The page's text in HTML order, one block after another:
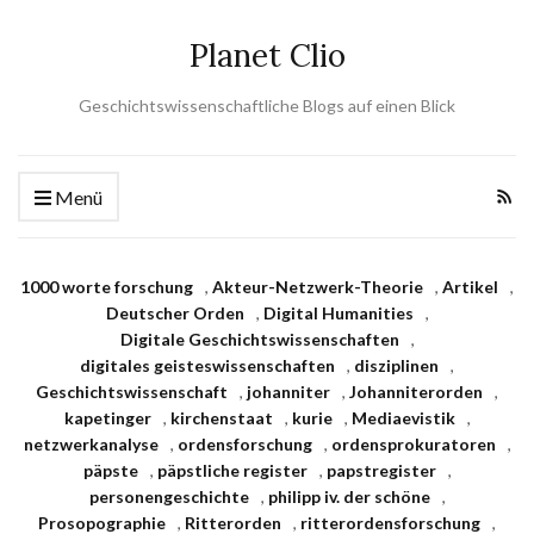
Planet Clio
Geschichtswissenschaftliche Blogs auf einen Blick
Menü
1000 worte forschung , Akteur-Netzwerk-Theorie , Artikel
,
Deutscher Orden
, Digital Humanities
,
Digitale Geschichtswissenschaften
,
digitales geisteswissenschaften
, disziplinen
,
Geschichtswissenschaft
, johanniter , Johanniterorden
,
kapetinger
, kirchenstaat , kurie , Mediaevistik
,
netzwerkanalyse
, ordensforschung , ordensprokuratoren
,
päpste
, päpstliche register , papstregister
,
personengeschichte
, philipp iv. der schöne
,
Prosopographie , Ritterorden , ritterordensforschung ,